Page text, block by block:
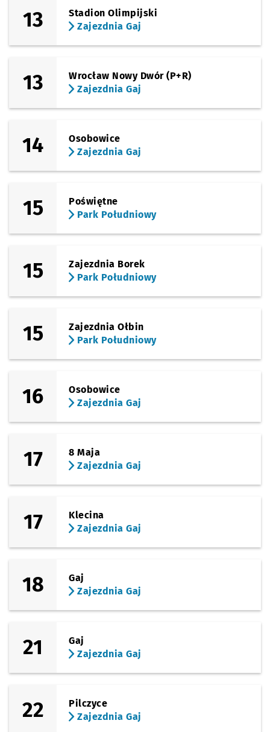
13
Stadion Olimpijski
Zajezdnia Gaj
13
Wrocław Nowy Dwór (P+R)
Zajezdnia Gaj
14
Osobowice
Zajezdnia Gaj
15
Poświętne
Park Południowy
15
Zajezdnia Borek
Park Południowy
15
Zajezdnia Ołbin
Park Południowy
16
Osobowice
Zajezdnia Gaj
17
8 Maja
Zajezdnia Gaj
17
Klecina
Zajezdnia Gaj
18
Gaj
Zajezdnia Gaj
21
Gaj
Zajezdnia Gaj
22
Pilczyce
Zajezdnia Gaj